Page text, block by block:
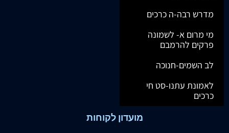
מדרש רבה-ה כרכים
מי מרום א- לשמונה
פרקים להרמבם
לב השמים-חנוכה
לאמונת עתנו-סט חי
כרכים
מועדון לקוחות